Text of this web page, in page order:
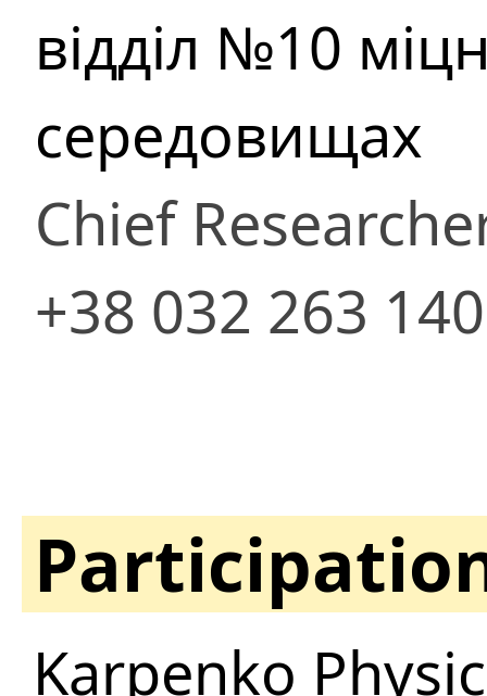
відділ №10
середовищах
Chief
+38 032 263
Karpenko